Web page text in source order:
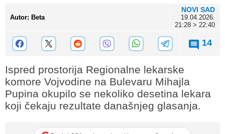
Autor: Beta
NOVI SAD
19.04.2026.
21:28 > 22:40
14
Ispred prostorija Regionalne lekarske
komore Vojvodine na Bulevaru Mihajla
Pupina okupilo se nekoliko desetina lekara
koji čekaju rezultate današnjeg glasanja.